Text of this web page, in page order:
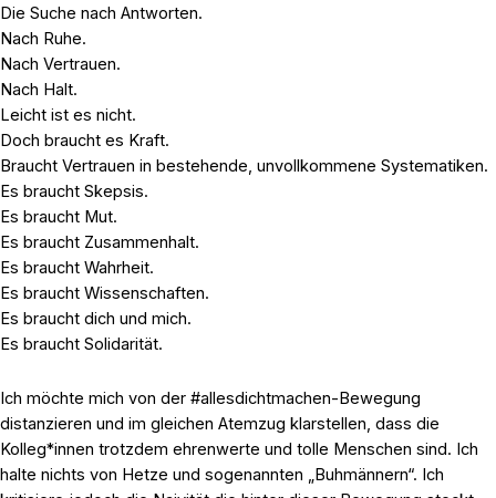
Die Suche nach Antworten.
Nach Ruhe.
Nach Vertrauen.
Nach Halt.
Leicht ist es nicht.
Doch braucht es Kraft.
Braucht Vertrauen in bestehende, unvollkommene Systematiken.
Es braucht Skepsis.
Es braucht Mut.
Es braucht Zusammenhalt.
Es braucht Wahrheit.
Es braucht Wissenschaften.
Es braucht dich und mich.
Es braucht Solidarität.
Ich möchte mich von der #allesdichtmachen-Bewegung
distanzieren und im gleichen Atemzug klarstellen, dass die
Kolleg*innen trotzdem ehrenwerte und tolle Menschen sind. Ich
halte nichts von Hetze und sogenannten „Buhmännern“. Ich